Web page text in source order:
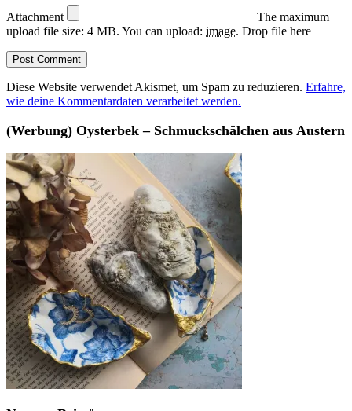
Attachment
The maximum
upload file size: 4 MB. You can upload: image. Drop file here
Diese Website verwendet Akismet, um Spam zu reduzieren. Erfahre,
wie deine Kommentardaten verarbeitet werden.
(Werbung) Oysterbek – Schmuckschälchen aus Austern